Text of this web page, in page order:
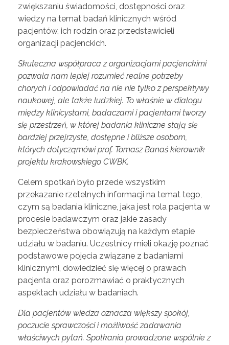
zwiększaniu świadomości, dostępności oraz
wiedzy na temat badań klinicznych wśród
pacjentów, ich rodzin oraz przedstawicieli
organizacji pacjenckich.
Skuteczna współpraca z organizacjami pacjenckimi
pozwala nam lepiej rozumieć realne potrzeby
chorych i odpowiadać na nie nie tylko z perspektywy
naukowej, ale także ludzkiej. To właśnie w dialogu
między klinicystami, badaczami i pacjentami tworzy
się przestrzeń, w której badania kliniczne stają się
bardziej przejrzyste, dostępne i bliższe osobom,
których dotycząmówi prof. Tomasz Banaś kierownik
projektu krakowskiego CWBK.
Celem spotkań było przede wszystkim
przekazanie rzetelnych informacji na temat tego,
czym są badania kliniczne, jaka jest rola pacjenta w
procesie badawczym oraz jakie zasady
bezpieczeństwa obowiązują na każdym etapie
udziału w badaniu. Uczestnicy mieli okazję poznać
podstawowe pojęcia związane z badaniami
klinicznymi, dowiedzieć się więcej o prawach
pacjenta oraz porozmawiać o praktycznych
aspektach udziału w badaniach.
Dla pacjentów wiedza oznacza większy spokój,
poczucie sprawczości i możliwość zadawania
właściwych pytań. Spotkania prowadzone wspólnie z